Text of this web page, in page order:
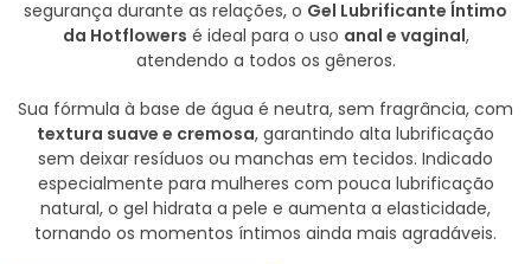
segurança durante as relações, o Gel Lubrificante Íntimo
da Hotflowers é ideal para o uso anal e vaginal,
atendendo a todos os gêneros.
Sua fórmula à base de água é neutra, sem fragrância, com
textura suave e cremosa, garantindo alta lubrificação
sem deixar resíduos ou manchas em tecidos. Indicado
especialmente para mulheres com pouca lubrificação
natural, o gel hidrata a pele e aumenta a elasticidade,
tornando os momentos íntimos ainda mais agradáveis.